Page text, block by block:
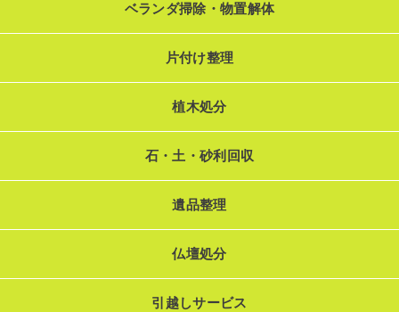
ベランダ掃除・物置解体
片付け整理
植木処分
石・土・砂利回収
遺品整理
仏壇処分
引越しサービス